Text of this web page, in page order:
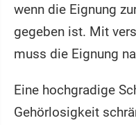
wenn die Eignung
gegeben ist. Mit
muss die Eignung
Eine hochgradige
Gehörlosigkeit